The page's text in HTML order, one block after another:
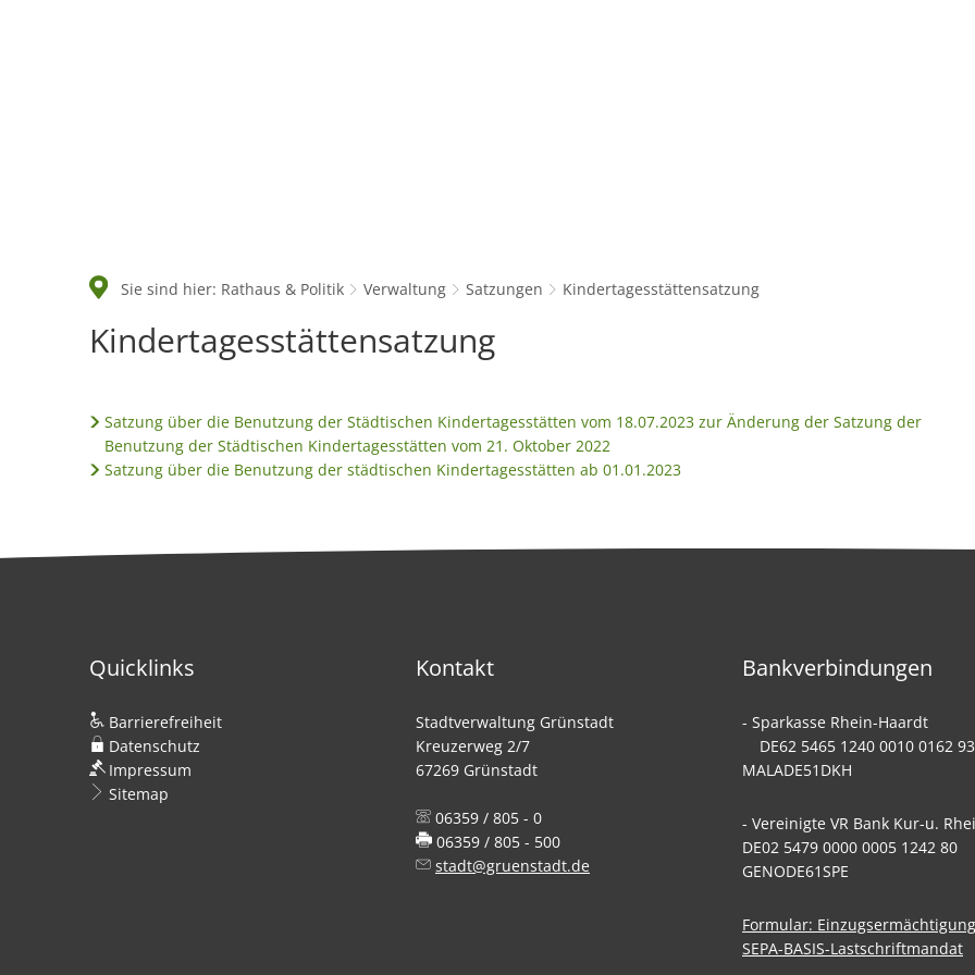
Sie sind hier: Rathaus & Politik Verwaltung Satzungen Kindertagesstättensatzung
Kindertagesstättensatzung
Kindertagesstättensatzung
Satzung über die Benutzung der Städtischen Kindertagesstätten vom 18.07.2023 zur Änderung der Satzung der
Benutzung der Städtischen Kindertagesstätten vom 21. Oktober 2022
Satzung über die Benutzung der städtischen Kindertagesstätten ab 01.01.2023
Quicklinks
Barrierefreiheit
Datenschutz
Impressum
Sitemap
Kontakt
Stadtverwaltung Grünstadt
Kreuzerweg 2/7
67269 Grünstadt
06359 / 805 - 0
06359 / 805 - 500
stadt@gruenstadt.de
Bankverbindungen
- Sparkasse Rhein-
DE62 5465 1240 0010 0162
MALADE51DKH
- Vereinigte VR Bank Kur-u.
DE02 5479 0000 0005 1242 80
GENODE61SPE
Formular:
SEPA-BASIS-Lastschriftmandat